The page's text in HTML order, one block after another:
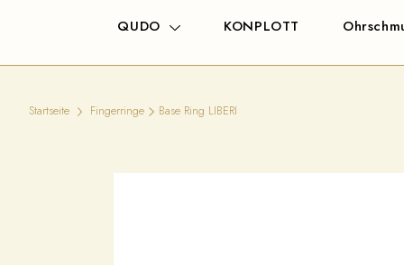
QUDO KONPLOTT
Startseite Fingerringe Base Ring LIBERI